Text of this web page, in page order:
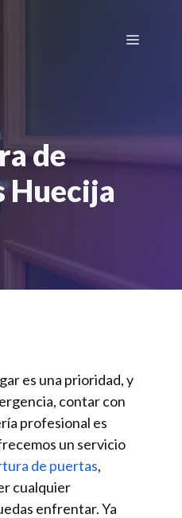
Menú
de
Huecija
es una prioridad, y
contar con
profesional es
un servicio
de puertas,
cualquier
enfrentar. Ya